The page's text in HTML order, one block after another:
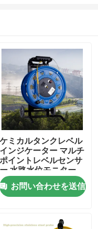
ケミカルタンクレベル
インジケーター マルチ
ポイントレベルセンサ
ー 水路水位モニター
お問い合わせを送信